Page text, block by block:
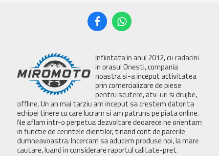
Infiintata in anul 2012, cu radacini
in orasul Onesti, compania
noastra si-a inceput activitatea
prin comercializare de piese
pentru scutere, atv-uri si drujbe,
offline. Un an mai tarziu am inceput sa crestem datorita
echipei tinere cu care lucram si am patruns pe piata online.
Ne aflam intr-o perpetua dezvoltare deoarece ne orientam
in functie de cerintele clientilor, tinand cont de parerile
dumneavoastra. Incercam sa aducem produse noi, la mare
cautare, luand in considerare raportul calitate-pret.